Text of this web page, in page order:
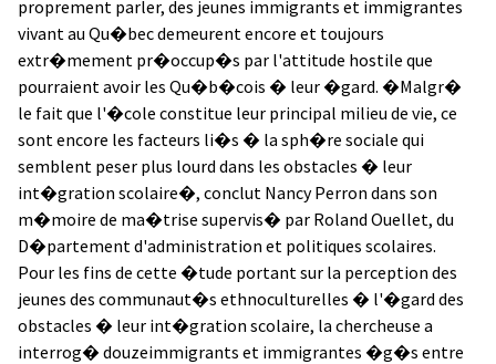
proprement parler, des jeunes immigrants et immigrantes
vivant au Qu�bec demeurent encore et toujours
extr�mement pr�occup�s par l'attitude hostile que
pourraient avoir les Qu�b�cois � leur �gard. �Malgr�
le fait que l'�cole constitue leur principal milieu de vie, ce
sont encore les facteurs li�s � la sph�re sociale qui
semblent peser plus lourd dans les obstacles � leur
int�gration scolaire�, conclut Nancy Perron dans son
m�moire de ma�trise supervis� par Roland Ouellet, du
D�partement d'administration et politiques scolaires.
Pour les fins de cette �tude portant sur la perception des
jeunes des communaut�s ethnoculturelles � l'�gard des
obstacles � leur int�gration scolaire, la chercheuse a
interrog� douzeimmigrants et immigrantes �g�s entre